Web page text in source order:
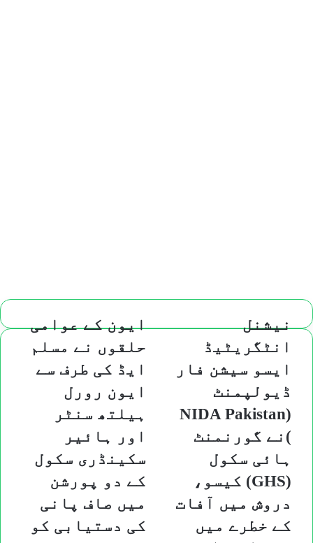
ایون
عوامی
حلقوں
مسلم
کی
طرف
ایون
رورل
سنٹر
اور
ہائیر
ایون کے عوامی
حلقوں نے مسلم
ایڈ کی طرف سے
ایون رورل
ہیلتھ سنٹر
اور ہائیر
سکینڈری سکول
کے دو پورشن
میں صاف پانی
کی دستیابی کو
نیشنل
انٹگریٹیڈ
ایسو
سیشن
فار
ڈیولپمنٹ
(NIDA
Pakistan
)نے
گورنمنٹ
ہائی
سکول
کیسو،
دروش
میں
نیشنل
انٹگریٹیڈ
ایسو سیشن فار
ڈیولپمنٹ
(NIDA Pakistan
)نے گورنمنٹ
ہائی سکول
(GHS) کیسو،
دروش میں آفات
کے خطرے میں